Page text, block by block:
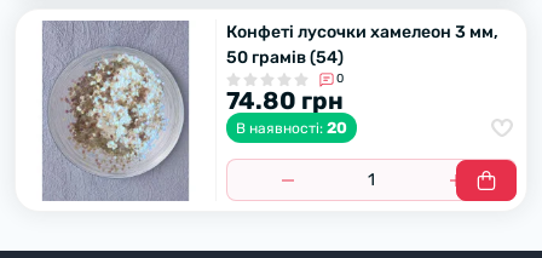
Конфеті лусочки хамелеон 3 мм,
50 грамів (54)
0
74.80 грн
В наявності: 20